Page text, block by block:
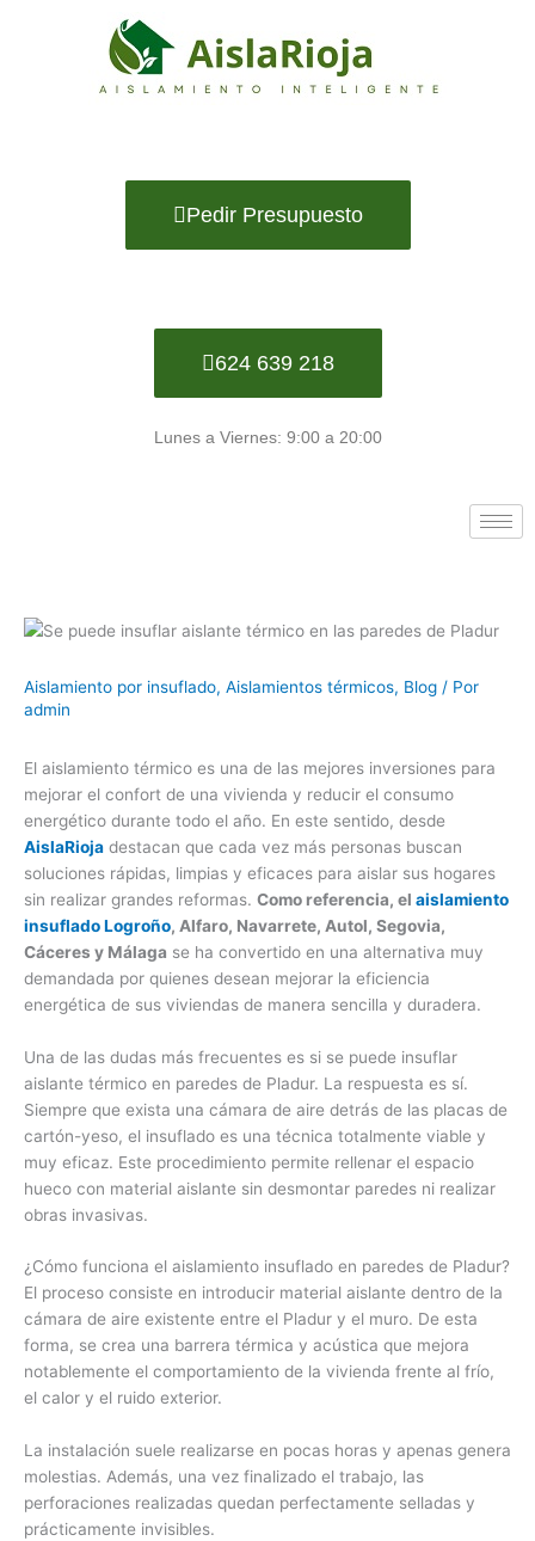
Pedir Presupuesto
624 639 218
Lunes a Viernes: 9:00 a 20:00
Aislamiento por insuflado, Aislamientos térmicos, Blog / Por
admin
El aislamiento térmico es una de las mejores inversiones para
mejorar el confort de una vivienda y reducir el consumo
energético durante todo el año. En este sentido, desde
AislaRioja destacan que cada vez más personas buscan
soluciones rápidas, limpias y eficaces para aislar sus hogares
sin realizar grandes reformas. Como referencia, el aislamiento
insuflado Logroño, Alfaro, Navarrete, Autol, Segovia,
Cáceres y Málaga se ha convertido en una alternativa muy
demandada por quienes desean mejorar la eficiencia
energética de sus viviendas de manera sencilla y duradera.
Una de las dudas más frecuentes es si se puede insuflar
aislante térmico en paredes de Pladur. La respuesta es sí.
Siempre que exista una cámara de aire detrás de las placas de
cartón-yeso, el insuflado es una técnica totalmente viable y
muy eficaz. Este procedimiento permite rellenar el espacio
hueco con material aislante sin desmontar paredes ni realizar
obras invasivas.
¿Cómo funciona el aislamiento insuflado en paredes de Pladur?
El proceso consiste en introducir material aislante dentro de la
cámara de aire existente entre el Pladur y el muro. De esta
forma, se crea una barrera térmica y acústica que mejora
notablemente el comportamiento de la vivienda frente al frío,
el calor y el ruido exterior.
La instalación suele realizarse en pocas horas y apenas genera
molestias. Además, una vez finalizado el trabajo, las
perforaciones realizadas quedan perfectamente selladas y
prácticamente invisibles.